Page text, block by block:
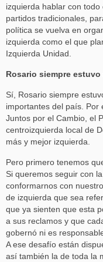
izquierda hablar con
partidos tradicionales,
política se vuelva en
izquierda como el que
Izquierda Unidad.
Rosario siempre estuvo
Sí, Rosario siempre
importantes del país. Por
Juntos por el Cambio, el
centroizquierda local de
más y mejor izquierda.
Pero primero tenemos
Si queremos seguir con
conformarnos con
de izquierda que sea
que ya sienten que esta
a sus reclamos y que
gobernó ni es
A ese desafío están
así también la de toda la